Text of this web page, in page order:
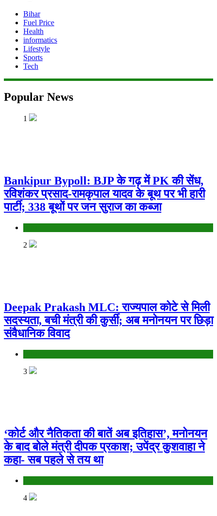
Bihar
Fuel Price
Health
informatics
Lifestyle
Sports
Tech
Popular News
1
Bankipur Bypoll: BJP के गढ़ में PK की सेंध,
रविशंकर प्रसाद-रामकृपाल यादव के बूथ पर भी हारी
पार्टी; 338 बूथों पर जन सुराज का कब्जा
2
Deepak Prakash MLC: राज्यपाल कोटे से मिली
सदस्यता, बची मंत्री की कुर्सी; अब मनोनयन पर छिड़ा
संवैधानिक विवाद
3
‘कोर्ट और नैतिकता की बातें अब इतिहास’, मनोनयन
के बाद बोले मंत्री दीपक प्रकाश; उपेंद्र कुशवाहा ने
कहा- सब पहले से तय था
4